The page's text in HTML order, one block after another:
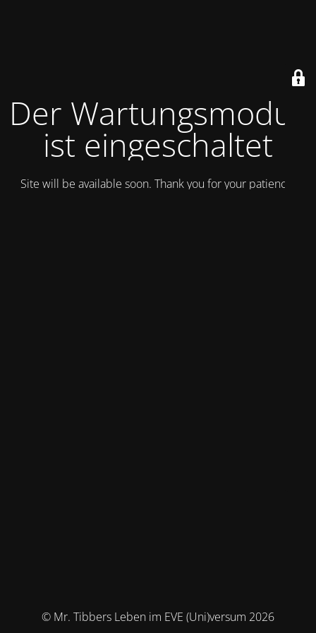
Der Wartungsmodus
ist eingeschaltet
Site will be available soon. Thank you for your patience!
© Mr. Tibbers Leben im EVE (Uni)versum 2026